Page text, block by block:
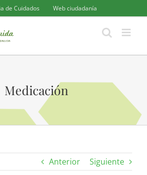
de Cuidados Web ciudadanía
Medicación
Anterior Siguiente